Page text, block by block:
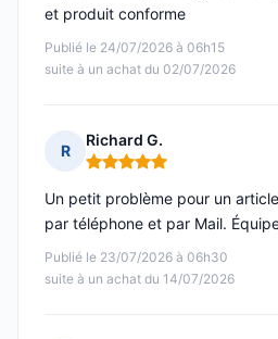
Publié le 24/07/2026 à 06h15
suite à un achat du 02/07/2026
et produit conforme
R
Richard G.
Note : 5 sur 5
Publié le 23/07/2026 à 06h30
suite à un achat du 14/07/2026
Un petit problème pour un
par téléphone et par Mail.